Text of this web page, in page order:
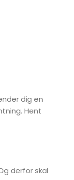
dig en
Hent
derfor skal